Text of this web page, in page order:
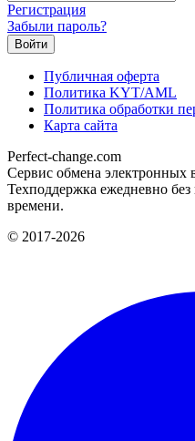
Регистрация
Забыли пароль?
Публичная оферта
Политика KYT/AML
Политика обработки
Карта сайта
Perfect-change.com
Сервис обмена электронных
Техподдержка ежедневно
времени.
© 2017-2026